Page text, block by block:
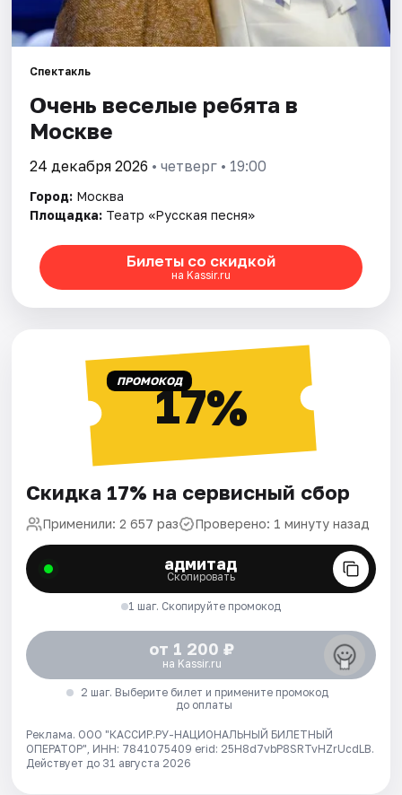
Спектакль
Очень веселые ребята в
Москве
24 декабря 2026 • четверг • 19:00
Город: Москва
Площадка: Театр «Русская песня»
Билеты со скидкой
на Kassir.ru
ПРОМОКОД17%
Скидка 17% на сервисный сбор
Применили: 2 657 раз Проверено: 1 минуту назад
адмитад
Скопировать
1 шаг. Скопируйте промокод
от 1 200 ₽
на Kassir.ru
2 шаг. Выберите билет и примените промокод
до оплаты
Реклама. ООО "КАССИР.РУ-НАЦИОНАЛЬНЫЙ БИЛЕТНЫЙ
ОПЕРАТОР", ИНН: 7841075409 erid: 25H8d7vbP8SRTvHZrUcdLB.
Действует до 31 августа 2026